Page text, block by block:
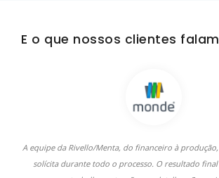
E o que nossos clientes falam
A equipe da Rivello/Menta, do financeiro à
solícita durante todo o processo. O resultado